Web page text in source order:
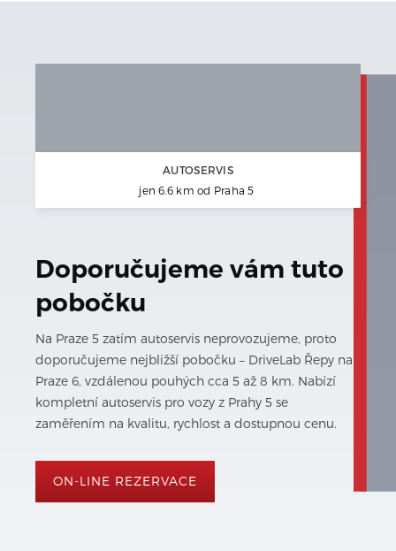
Doporučujeme vám tuto
pobočku
Na Praze 5 zatím autoservis neprovozujeme, proto
doporučujeme nejbližší pobočku – DriveLab Řepy na
Praze 6, vzdálenou pouhých cca 5 až 8 km. Nabízí
kompletní autoservis pro vozy z Prahy 5 se
zaměřením na kvalitu, rychlost a dostupnou cenu.
ON-LINE REZERVACE
AUTOSERVIS
jen 6.6 km od Praha 5